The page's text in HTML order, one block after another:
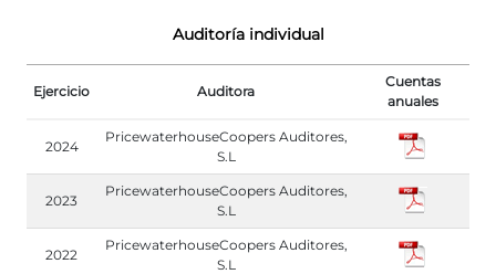
Auditoría individual
Ejercicio Auditora
Cuentas
anuales
2024
PricewaterhouseCoopers Auditores,
S.L
2023
PricewaterhouseCoopers Auditores,
S.L
2022
PricewaterhouseCoopers Auditores,
S.L